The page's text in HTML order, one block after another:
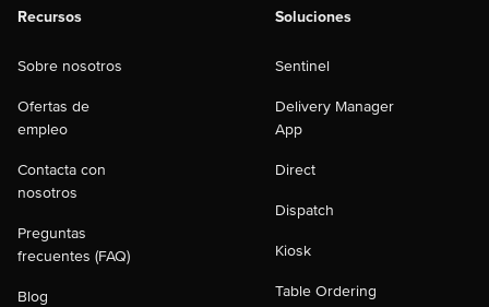
Recursos
Sobre nosotros
Ofertas de
empleo
Contacta con
nosotros
Preguntas
frecuentes (FAQ)
Blog
Soluciones
Sentinel
Delivery Manager
App
Direct
Dispatch
Kiosk
Table Ordering